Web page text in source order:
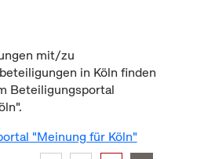
mit/zu
in Köln finden
Beteiligungsportal
"Meinung für Köln"